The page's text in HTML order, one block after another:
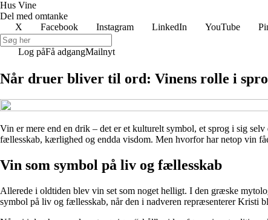
Hus Vine
Del med omtanke
X
Facebook Instagram LinkedIn YouTube
Log påFå adgangMailnyt
Når druer bliver til ord: Vinens rolle i
Vin er mere end en drik – det er et kulturelt symbol, et sprog i sig
fællesskab, kærlighed og endda visdom. Men hvorfor har netop vin
Vin som symbol på liv og fællesskab
Allerede i oldtiden blev vin set som noget helligt. I den græske
symbol på liv og fællesskab, når den i nadveren repræsenterer Kristi